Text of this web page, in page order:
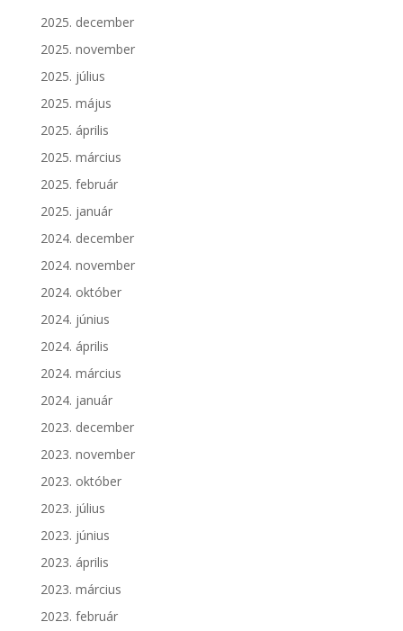
2025. december
2025. november
2025. július
2025. május
2025. április
2025. március
2025. február
2025. január
2024. december
2024. november
2024. október
2024. június
2024. április
2024. március
2024. január
2023. december
2023. november
2023. október
2023. július
2023. június
2023. április
2023. március
2023. február